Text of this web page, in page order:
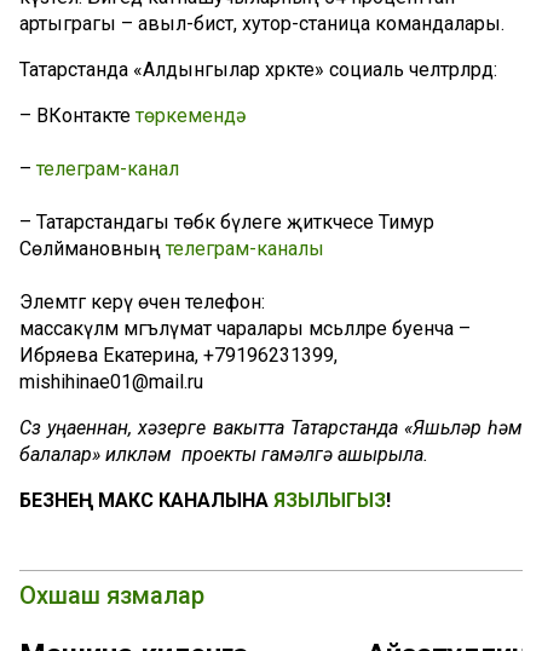
артыграгы – авыл-бистә, хутор-станица командалары.
Татарстанда «Алдынгылар хәрәкәте» социаль челтәрләрдә:
– ВКонтактетөркемендә
–телеграм-канал
– Татарстандагы төбәк бүлеге җитәкчесе Тимур
Сөләймановныңтелеграм-каналы
Элемтәгә керү өчен телефон:
массакүләм мәгълүмат чаралары мәсьәләләре буенча –
Ибряева Екатерина, +79196231399,
mishihinae01@mail.ru
Сүз уңаеннан, хәзерге вакытта Татарстанда «Яшьләр һәм
балалар» илкүләм проекты гамәлгә ашырыла.
БЕЗНЕҢ МАКС КАНАЛЫНА ЯЗЫЛЫГЫЗ!
Охшаш язмалар